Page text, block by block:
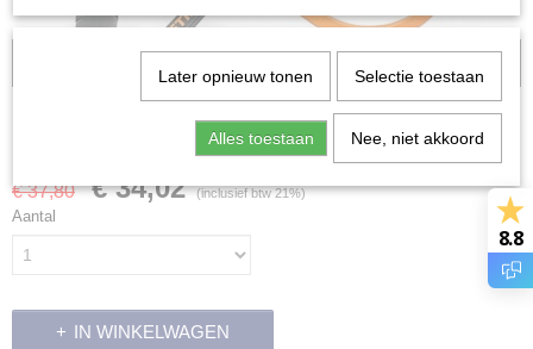
Stihl pakhaak FP 10
€ 37,80 € 34,02 (inclusief btw 21%)
Aantal
IN WINKELWAGEN
8.8
Later opnieuw tonen Selectie toestaan
Alles toestaan Nee, niet akkoord